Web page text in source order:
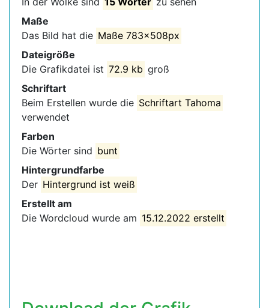
Maße
Das Bild hat die Maße 783x508px
Dateigröße
Die Grafikdatei ist 72.9 kb groß
Schriftart
Beim Erstellen wurde die Schriftart Tahoma
verwendet
Farben
Die Wörter sind bunt
Hintergrundfarbe
Der Hintergrund ist weiß
Erstellt am
Die Wordcloud wurde am 15.12.2022 erstellt